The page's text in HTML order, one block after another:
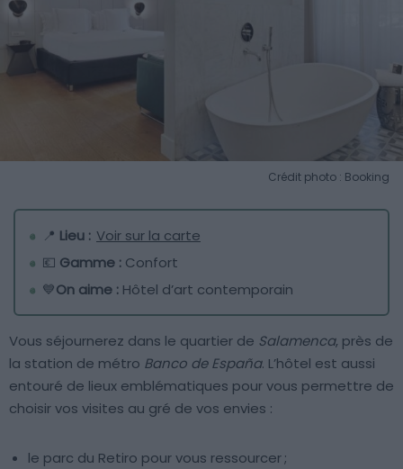
Crédit photo : Booking
📍 Lieu : Voir sur la carte
💶 Gamme : Confort
💙On aime : Hôtel d’art contemporain
Vous séjournerez dans le quartier de Salamenca, près de
la station de métro Banco de España. L’hôtel est aussi
entouré de lieux emblématiques pour vous permettre de
choisir vos visites au gré de vos envies :
le parc du Retiro pour vous ressourcer ;